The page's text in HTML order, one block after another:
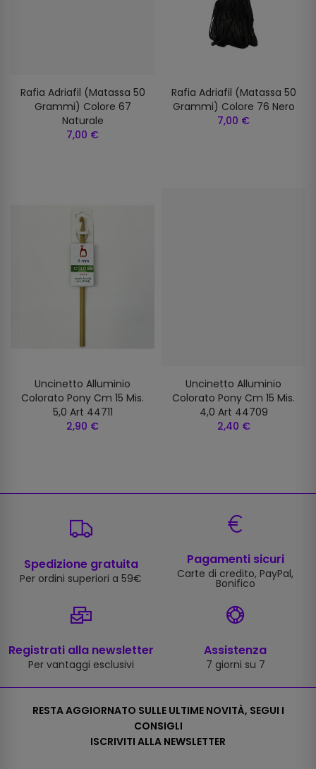
Rafia Adriafil (matassa 50
Grammi) Colore 67
Naturale
7,00 €
Rafia Adriafil (matassa 50
Grammi) Colore 76 Nero
7,00 €
Uncinetto Alluminio
Colorato Pony Cm 15 Mis.
5,0 Art 44711
2,90 €
Uncinetto Alluminio
Colorato Pony Cm 15 Mis.
4,0 Art 44709
2,40 €
Spedizione gratuita
Per ordini superiori a 59€
Pagamenti sicuri
Carte di credito, PayPal,
Bonifico
Registrati alla newsletter
Per vantaggi esclusivi
Assistenza
7 giorni su 7
RESTA AGGIORNATO SULLE ULTIME NOVITÀ, SEGUI I
CONSIGLI
ISCRIVITI ALLA NEWSLETTER